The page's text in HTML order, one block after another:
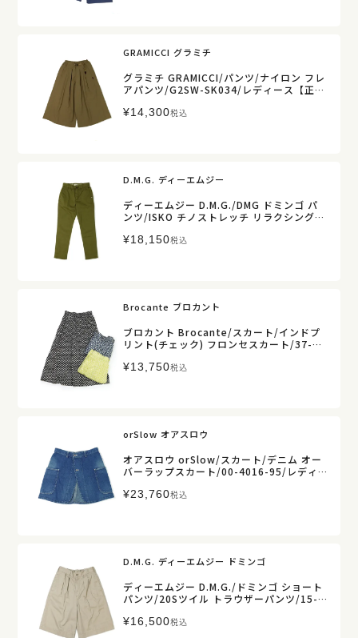
GRAMICCI グラミチ
グラミチ GRAMICCI/パンツ/ナイロン フレ
アパンツ/G2SW-SK034/レディース【正規
¥14,300税込
D.M.G. ディーエムジー
ディーエムジー D.M.G./DMG ドミンゴ パ
ンツ/ISKO チノストレッチ リラクシング
【正規取扱】
¥18,150税込
Brocante ブロカント
ブロカント Brocante/スカート/インドプ
リント(チェック) フロンセスカート/37-03
¥13,750税込
orSlow オアスロウ
オアスロウ orSlow/スカート/デニム オー
バーラップスカート/00-4016-95/レディ
¥23,760税込
D.M.G. ディーエムジー ドミンゴ
ディーエムジー D.M.G./ドミンゴ ショート
パンツ/20Sツイル トラウザーパンツ/15-0
¥16,500税込